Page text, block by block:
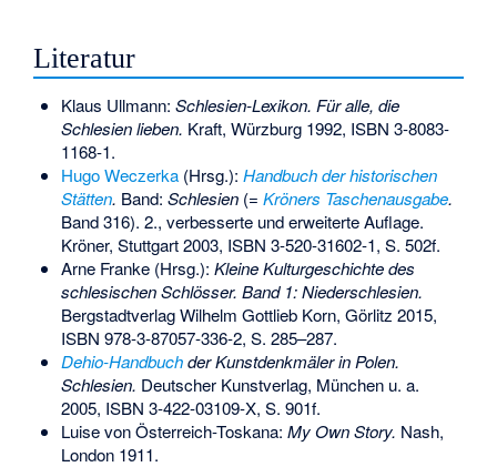
Literatur
Klaus Ullmann: Schlesien-Lexikon. Für alle, die
Schlesien lieben. Kraft, Würzburg 1992, ISBN 3-8083-
1168-1.
Hugo Weczerka(Hrsg.): Handbuch der historischen
Stätten. Band: Schlesien(= Kröners Taschenausgabe.
Band 316). 2., verbesserte und erweiterte Auflage.
Kröner, Stuttgart 2003, ISBN 3-520-31602-1, S. 502f.
Arne Franke (Hrsg.): Kleine Kulturgeschichte des
schlesischen Schlösser. Band 1: Niederschlesien.
Bergstadtverlag Wilhelm Gottlieb Korn, Görlitz 2015,
ISBN 978-3-87057-336-2, S. 285–287.
Dehio-Handbuchder Kunstdenkmäler in Polen.
Schlesien. Deutscher Kunstverlag, München u. a.
2005, ISBN 3-422-03109-X, S. 901f.
Luise von Österreich-Toskana: My Own Story. Nash,
London 1911.